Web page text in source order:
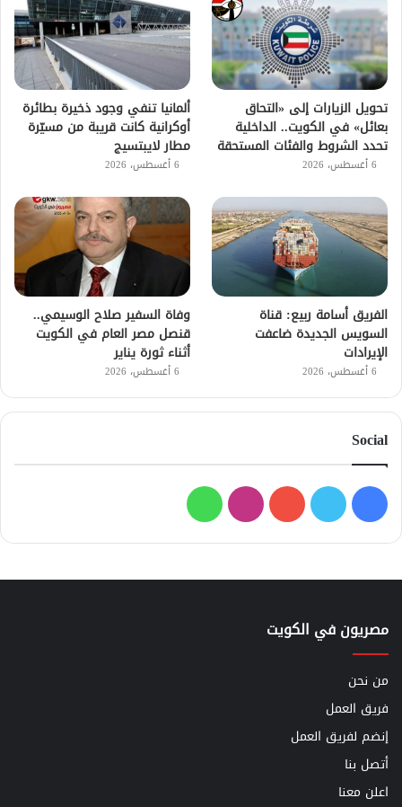
تحويل الزيارات إلى «التحاق
بعائل» في الكويت.. الداخلية
تحدد الشروط والفئات المستحقة
6 أغسطس، 2026
ألمانيا تنفي وجود ذخيرة بطائرة
أوكرانية كانت قريبة من مسيّرة
مطار لايبتسيج
6 أغسطس، 2026
الفريق أسامة ربيع: قناة
السويس الجديدة ضاعفت
الإيرادات
6 أغسطس، 2026
وفاة السفير صلاح الوسيمي..
قنصل مصر العام في الكويت
أثناء ثورة يناير
6 أغسطس، 2026
Social
فيسبوك
تويتر يوتيوبانستقرامواتساب
مصريون في الكويت
من نحن
فريق العمل
إنضم لفريق العمل
أتصل بنا
اعلن معنا